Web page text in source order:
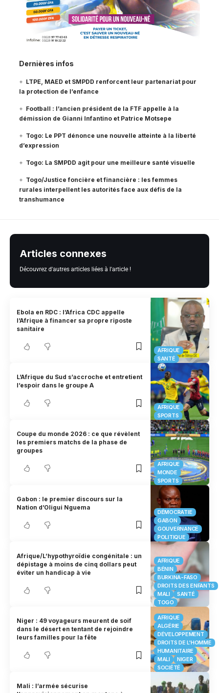
Dernières infos
LTPE, MAED et SMPDD renforcent leur partenariat pour
la protection de l’enfance
Football : l’ancien président de la FTF appelle à la
démission de Gianni Infantino et Patrice Motsepe
Togo: Le PPT dénonce une nouvelle atteinte à la liberté
d’expression
Togo: La SMPDD agit pour une meilleure santé visuelle
Togo/Justice foncière et financière : les femmes
rurales interpellent les autorités face aux défis de la
transhumance
Articles connexes
Découvrez d'autres articles liées à l'article !
AFRIQUE
SANTÉ
Ebola en RDC : l’Africa CDC appelle
l’Afrique à financer sa propre riposte
sanitaire
AFRIQUE
SPORTS
L’Afrique du Sud s’accroche et entretient
l’espoir dans le groupe A
AFRIQUE
MONDE
SPORTS
Coupe du monde 2026 : ce que révèlent
les premiers matchs de la phase de
groupes
DÉMOCRATIE
GABON
GOUVERNANCE
POLITIQUE
Gabon : le premier discours sur la
Nation d’Oligui Nguema
AFRIQUE
BÉNIN
BURKINA-FASO
DROITS DES ENFANTS
MALI
SANTÉ
TOGO
Afrique/L’hypothyroïdie congénitale : un
dépistage à moins de cinq dollars peut
éviter un handicap à vie
AFRIQUE
ALGÉRIE
DÉVELOPPEMENT
DROITS DE L'HOMME
HUMANITAIRE
MALI
NIGER
SOCIÉTÉ
Niger : 49 voyageurs meurent de soif
dans le désert en tentant de rejoindre
leurs familles pour la fête
Mali : l’armée sécurise